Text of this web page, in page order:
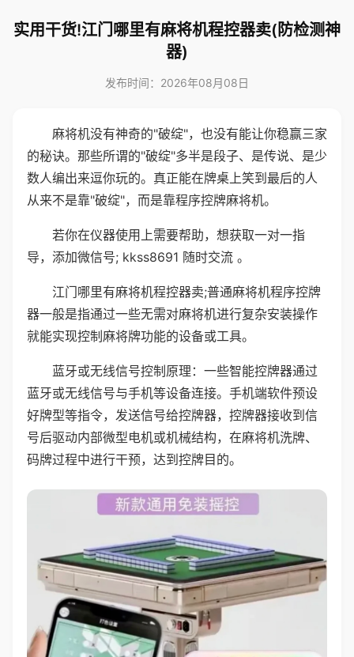
实用干货!江门哪里有麻将机程控器卖(防检测神
器)
发布时间：2026年08月08日
麻将机没有神奇的"破绽"，也没有能让你稳赢三家
的秘诀。那些所谓的"破绽"多半是段子、是传说、是少
数人编出来逗你玩的。真正能在牌桌上笑到最后的人
从来不是靠"破绽"，而是靠程序控牌麻将机。
若你在仪器使用上需要帮助，想获取一对一指
导，添加微信号; kkss8691 随时交流 。
江门哪里有麻将机程控器卖;普通麻将机程序控牌
器一般是指通过一些无需对麻将机进行复杂安装操作
就能实现控制麻将牌功能的设备或工具。
蓝牙或无线信号控制原理：一些智能控牌器通过
蓝牙或无线信号与手机等设备连接。手机端软件预设
好牌型等指令，发送信号给控牌器，控牌器接收到信
号后驱动内部微型电机或机械结构，在麻将机洗牌、
码牌过程中进行干预，达到控牌目的。